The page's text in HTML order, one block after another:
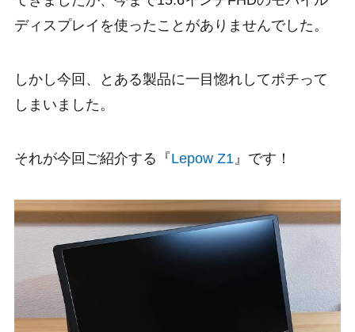
ディスプレイを使ったことがありませんでした。
しかし今回、とある製品に一目惚れしてポチって
しまいました。
それが今回ご紹介する『Lepow Z1』です！